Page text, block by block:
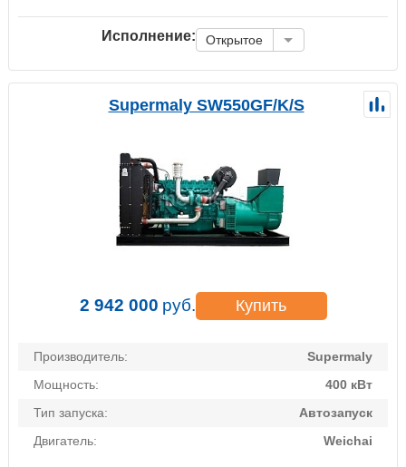
Исполнение: Открытое
Supermaly SW550GF/K/S
2 942 000 руб. Купить
Производитель:
Supermaly
Мощность:
400 кВт
Тип запуска:
Автозапуск
Двигатель:
Weichai